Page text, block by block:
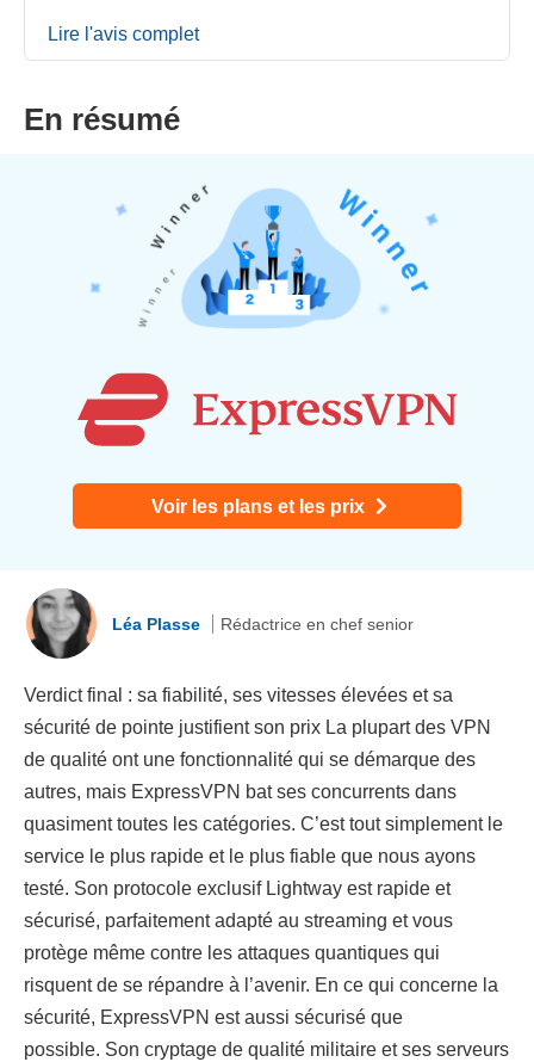
Lire l'avis complet
En résumé
Voir les plans et les prix
Léa Plasse Rédactrice en chef senior
Verdict final : sa fiabilité, ses vitesses élevées et sa
sécurité de pointe justifient son prix La plupart des VPN
de qualité ont une fonctionnalité qui se démarque des
autres, mais ExpressVPN bat ses concurrents dans
quasiment toutes les catégories. C’est tout simplement le
service le plus rapide et le plus fiable que nous ayons
testé. Son protocole exclusif Lightway est rapide et
sécurisé, parfaitement adapté au streaming et vous
protège même contre les attaques quantiques qui
risquent de se répandre à l’avenir. En ce qui concerne la
sécurité, ExpressVPN est aussi sécurisé que
possible. Son cryptage de qualité militaire et ses serveurs